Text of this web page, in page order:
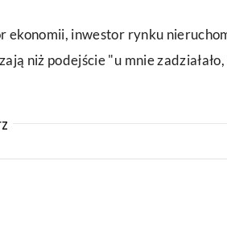
ekonomii, inwestor rynku
niż podejście "u mnie